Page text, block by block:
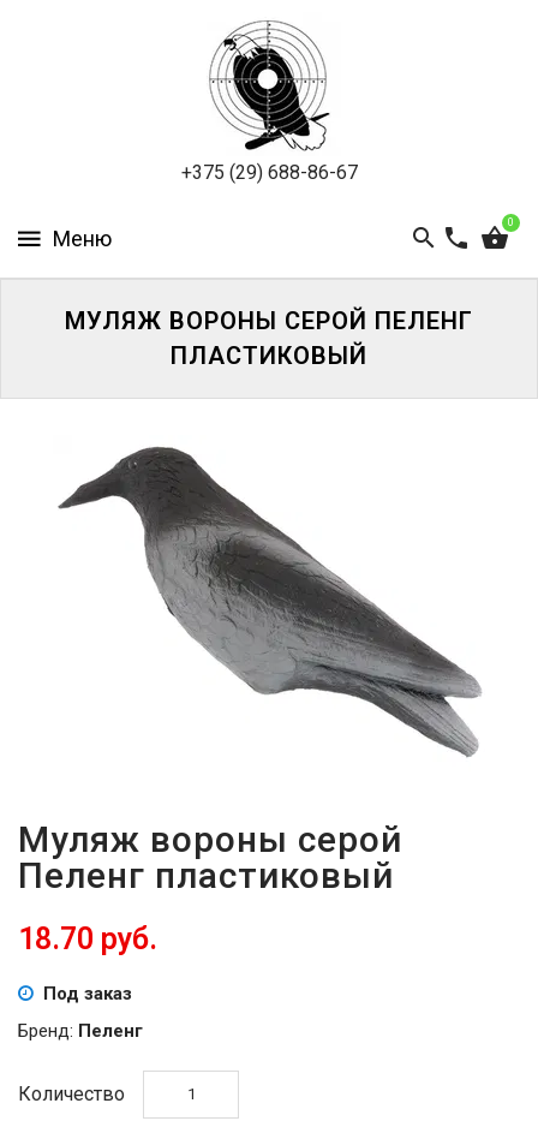
+375 (29) 688-86-67
0
ОПТИКА
ЭКИПИРОВКА
И
МУЛЯЖ ВОРОНЫ СЕРОЙ ПЕЛЕНГ
ПЛАСТИКОВЫЙ
Муляж вороны серой
Пеленг пластиковый
18.70 руб.
Под заказ
Бренд: Пеленг
Количество